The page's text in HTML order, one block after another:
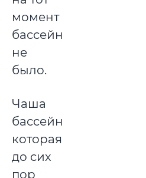
момент
бассейна
не
было.
Чаша
бассейна,
которая
до сих
пор